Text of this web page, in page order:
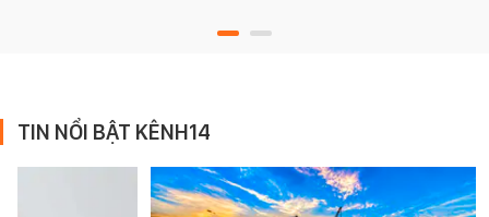
TIN NỔI BẬT KÊNH14